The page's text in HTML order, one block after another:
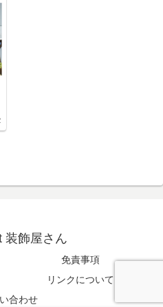
装飾屋さん
免責事項
リンクについて
合わせ